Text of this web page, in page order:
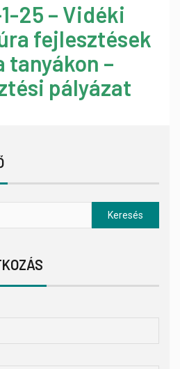
25 – Vidéki
fejlesztések
tanyákon –
pályázat